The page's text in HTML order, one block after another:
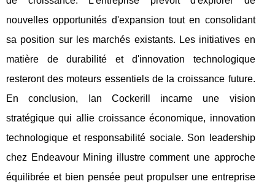
nouvelles opportunités d'expansion tout en consolidant
sa position sur les marchés existants. Les initiatives en
matière de durabilité et d'innovation technologique
resteront des moteurs essentiels de la croissance future.
En conclusion, Ian Cockerill incarne une vision
stratégique qui allie croissance économique, innovation
technologique et responsabilité sociale. Son leadership
chez Endeavour Mining illustre comment une approche
équilibrée et bien pensée peut propulser une entreprise